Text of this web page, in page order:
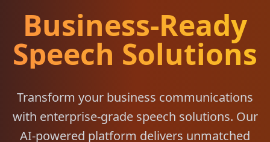
Business-Ready
Speech Solutions
Transform your business communications
with enterprise-grade speech solutions. Our
AI-powered platform delivers unmatched